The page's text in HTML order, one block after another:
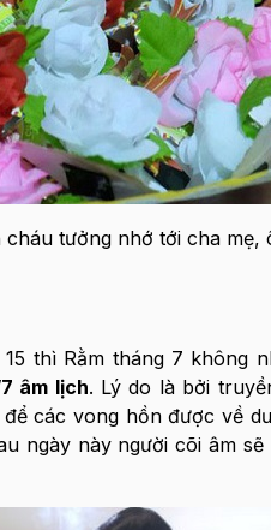
tưởng nhớ tới cha mẹ,
thì Rằm tháng 7 không
âm lịch. Lý do là bởi
các vong hồn được về
ngày này người cõi âm